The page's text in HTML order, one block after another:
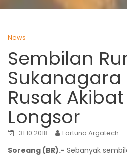
News
Sembilan
Sukanagara
Rusak
Longsor
31.10.2018 Fortuna Argatech
Soreang (BR).- Sebanyak